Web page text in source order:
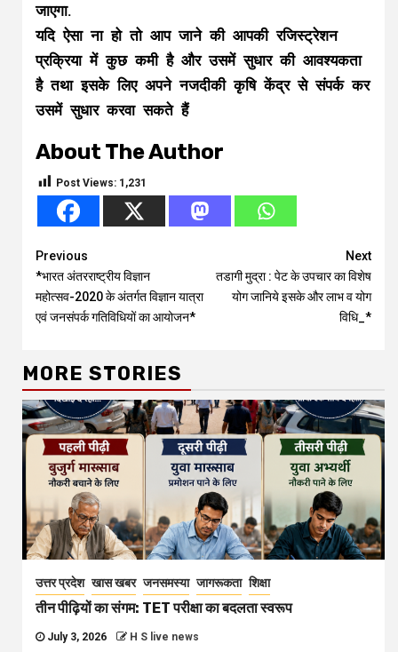
जाएगा.
यदि ऐसा ना हो तो आप जाने की आपकी रजिस्ट्रेशन
प्रक्रिया में कुछ कमी है और उसमें सुधार की आवश्यकता
है तथा इसके लिए अपने नजदीकी कृषि केंद्र से संपर्क कर
उसमें सुधार करवा सकते हैं
About The Author
Post Views: 1,231
Continue
Reading
Previous
*भारत अंतरराष्ट्रीय विज्ञान
महोत्सव-2020 के अंतर्गत विज्ञान यात्रा
एवं जनसंपर्क गतिविधियों का आयोजन*
Next
तडागी मुद्रा : पेट के उपचार का विशेष
योग जानिये इसके और लाभ व योग
विधि_*
MORE STORIES
उत्तर प्रदेश खास खबर जनसमस्या जागरूकता शिक्षा
तीन पीढ़ियों का संगम: TET परीक्षा का बदलता स्वरूप
July 3, 2026 H S live news